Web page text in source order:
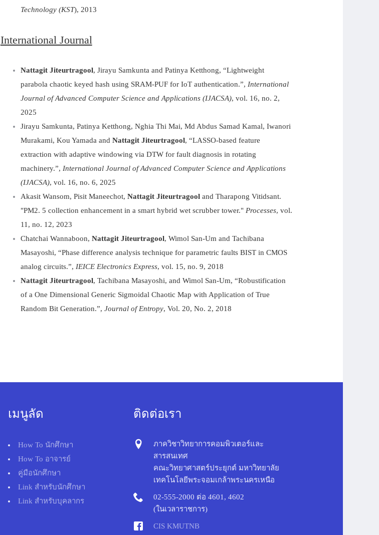
Technology (KST), 2013
International Journal
Nattagit Jiteurtragool, Jirayu Samkunta and Patinya Ketthong, “Lightweight
parabola chaotic keyed hash using SRAM-PUF for IoT authentication.”, International
Journal of Advanced Computer Science and Applications (IJACSA), vol. 16, no. 2,
2025
Jirayu Samkunta, Patinya Ketthong, Nghia Thi Mai, Md Abdus Samad Kamal, Iwanori
Murakami, Kou Yamada and Nattagit Jiteurtragool, “LASSO-based feature
extraction with adaptive windowing via DTW for fault diagnosis in rotating
machinery.”, International Journal of Advanced Computer Science and Applications
(IJACSA), vol. 16, no. 6, 2025
Akasit Wansom, Pisit Maneechot, Nattagit Jiteurtragooland Tharapong Vitidsant.
"PM2. 5 collection enhancement in a smart hybrid wet scrubber tower." Processes, vol.
11, no. 12, 2023
Chatchai Wannaboon, Nattagit Jiteurtragool, Wimol San-Um and Tachibana
Masayoshi, “Phase difference analysis technique for parametric faults BIST in CMOS
analog circuits.”, IEICE Electronics Express, vol. 15, no. 9, 2018
Nattagit Jiteurtragool, Tachibana Masayoshi, and Wimol San-Um, “Robustification
of a One Dimensional Generic Sigmoidal Chaotic Map with Application of True
Random Bit Generation.”, Journal of Entropy, Vol. 20, No. 2, 2018
เมนูลัด
How To นักศึกษา
How To อาจารย์
คู่มือนักศึกษา
Link สำหรับนักศึกษา
Link สำหรับบุคลากร
ติดต่อเรา
ภาควิชาวิทยาการคอมพิวเตอร์และ
สารสนเทศ
คณะวิทยาศาสตร์ประยุกต์ มหาวิทยาลัย
เทคโนโลยีพระจอมเกล้าพระนครเหนือ
02-555-2000 ต่อ 4601, 4602
(ในเวลาราชการ)
CIS KMUTNB